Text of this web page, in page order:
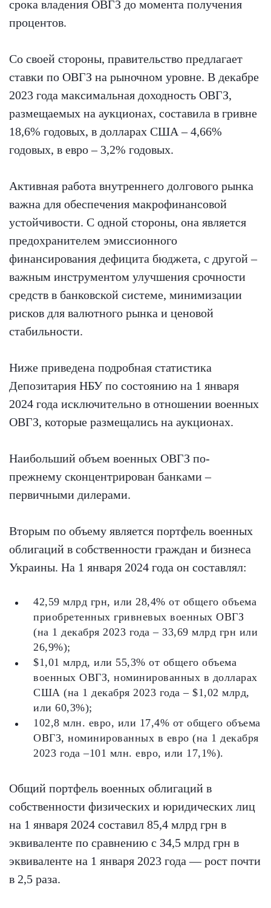
срока владения ОВГЗ до момента получения
процентов.
Со своей стороны, правительство предлагает
ставки по ОВГЗ на рыночном уровне. В декабре
2023 года максимальная доходность ОВГЗ,
размещаемых на аукционах, составила в гривне
18,6% годовых, в долларах США – 4,66%
годовых, в евро – 3,2% годовых.
Активная работа внутреннего долгового рынка
важна для обеспечения макрофинансовой
устойчивости. С одной стороны, она является
предохранителем эмиссионного
финансирования дефицита бюджета, с другой –
важным инструментом улучшения срочности
средств в банковской системе, минимизации
рисков для валютного рынка и ценовой
стабильности.
Ниже приведена подробная статистика
Депозитария НБУ по состоянию на 1 января
2024 года исключительно в отношении военных
ОВГЗ, которые размещались на аукционах.
Наибольший объем военных ОВГЗ по-
прежнему сконцентрирован банками –
первичными дилерами.
Вторым по объему является портфель военных
облигаций в собственности граждан и бизнеса
Украины. На 1 января 2024 года он составлял:
42,59 млрд грн, или 28,4% от общего объема
приобретенных гривневых военных ОВГЗ
(на 1 декабря 2023 года – 33,69 млрд грн или
26,9%);
$1,01 млрд, или 55,3% от общего объема
военных ОВГЗ, номинированных в долларах
США (на 1 декабря 2023 года – $1,02 млрд,
или 60,3%);
102,8 млн. евро, или 17,4% от общего объема
ОВГЗ, номинированных в евро (на 1 декабря
2023 года –101 млн. евро, или 17,1%).
Общий портфель военных облигаций в
собственности физических и юридических лиц
на 1 января 2024 составил 85,4 млрд грн в
эквиваленте по сравнению с 34,5 млрд грн в
эквиваленте на 1 января 2023 года — рост почти
в 2,5 раза.